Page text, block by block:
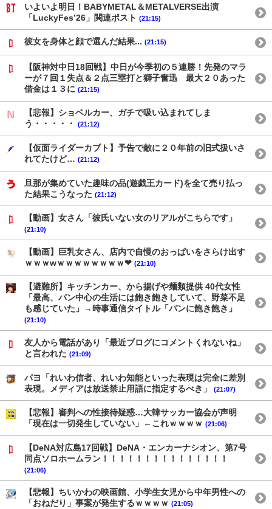
いよいよ明日！BABYMETAL＆METALVERSE出演
「LuckyFes’26」関連ポスト (21:15)
彼女を身体と顔で選んだ結果... (21:15)
【阪神対中日18回戦】中日が今季初の５連勝！先発のマラ
ーが７回１失点＆２点三塁打と獅子奮迅 最大２０あった
借金は１３に (21:15)
【悲報】ショベルカー、ガチで吸い込まれてしま
う・・・・・
(21:12)
【仮面ライダーカブト】予告で敵に２０年前の旧式扱いさ
れてたけど… (21:12)
旦那が集めていた趣味の品(遊戯王カード)を全て売り払っ
た結果こうなった (21:12)
【動画】女さん「彼氏いない女のリアルがこちらです」
(21:10)
【動画】巨乳女さん、店内で自慢のおっぱいをさらけ出す
ｗｗｗwｗｗｗｗｗｗｗｗ❤ (21:10)
【避難所】キッチンカー、から揚げや麺類提供 40代女性
「最高、パン中心の生活には飽き飽きしていて、野菜不足
も感じていた」→時事通信タイトル「パンに飽き飽き」
(21:10)
友人から電話があり「最近ブログにコメントくれないね」
と言われた (21:09)
パヨ「れいわ信者、れいわ知能といった表現は完全に差別
表現。メディアは放送禁止用語に指定するべき」
(21:07)
【悲報】審判への性接待疑惑…大韓サッカー協会が声明
「現在は一切発生していない」←これｗｗｗｗ (21:06)
【DeNA対広島17回戦】DeNA・エンカーナシオン、第7号
同点ソロホームラン！！！！！！！！！！！！！！！
(21:06)
【悲報】ちいかわの映画館、小学生女児から中年男性への
「おねだり」事案が発生するｗｗｗｗ (21:05)